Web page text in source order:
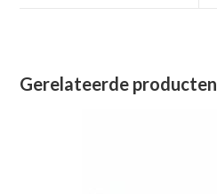
Gerelateerde producten